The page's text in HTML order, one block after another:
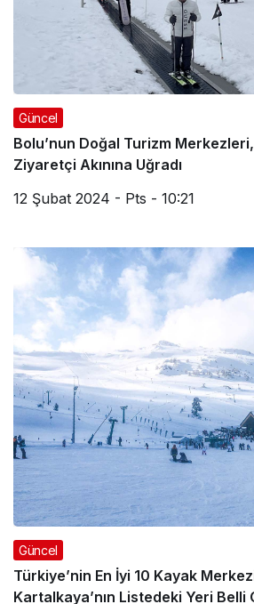
Güncel
Bolu’nun Doğal Turizm
Ziyaretçi Akınına Uğradı
12 Şubat 2024 - Pts - 10:21
Güncel
Türkiye’nin En İyi 10 Kayak
Kartalkaya’nın Listedeki Yeri Belli